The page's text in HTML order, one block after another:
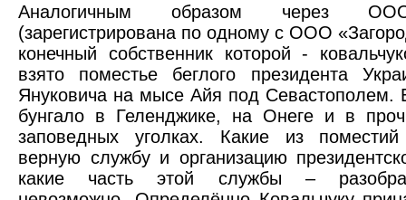
Аналогичным образом через
(зарегистрирована по одному с ООО
конечный собственник которой -
взято поместье беглого президента
Януковича на мысе Айя под
бунгало в Геленджике, на Онеге и в
заповедных уголках. Какие из
верную службу и организацию
какие часть этой службы –